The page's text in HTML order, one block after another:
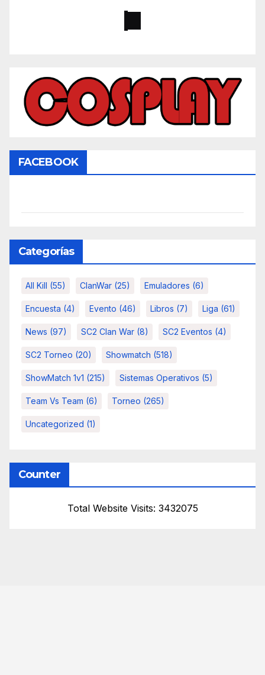
FACEBOOK
Categorías
All Kill (55) ClanWar (25) Emuladores (6)
Encuesta (4) Evento (46) Libros (7) Liga (61)
News (97) SC2 Clan War (8) SC2 Eventos (4)
SC2 Torneo (20) Showmatch (518)
ShowMatch 1v1 (215) Sistemas Operativos (5)
Team Vs Team (6) Torneo (265)
Uncategorized (1)
Counter
Total Website Visits: 3432075